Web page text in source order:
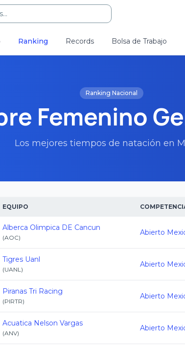
Ranking Records Bolsa de Trabajo
Ranking Nacional
Femenino
Los mejores tiempos de natación en
EQUIPO
Alberca Olimpica DE Cancun
(AOC)
Tigres Uanl
(UANL)
Piranas Tri Racing
(PIRTR)
Acuatica Nelson Vargas
(ANV)